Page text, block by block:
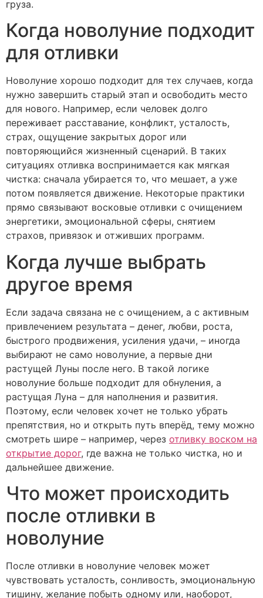
груза.
Когда новолуние подходит
для отливки
Новолуние хорошо подходит для тех случаев, когда
нужно завершить старый этап и освободить место
для нового. Например, если человек долго
переживает расставание, конфликт, усталость,
страх, ощущение закрытых дорог или
повторяющийся жизненный сценарий. В таких
ситуациях отливка воспринимается как мягкая
чистка: сначала убирается то, что мешает, а уже
потом появляется движение. Некоторые практики
прямо связывают восковые отливки с очищением
энергетики, эмоциональной сферы, снятием
страхов, привязок и отживших программ.
Когда лучше выбрать
другое время
Если задача связана не с очищением, а с активным
привлечением результата – денег, любви, роста,
быстрого продвижения, усиления удачи, – иногда
выбирают не само новолуние, а первые дни
растущей Луны после него. В такой логике
новолуние больше подходит для обнуления, а
растущая Луна – для наполнения и развития.
Поэтому, если человек хочет не только убрать
препятствия, но и открыть путь вперёд, тему можно
смотреть шире – например, через отливку воском на
открытие дорог, где важна не только чистка, но и
дальнейшее движение.
Что может происходить
после отливки в
новолуние
После отливки в новолуние человек может
чувствовать усталость, сонливость, эмоциональную
тишину, желание побыть одному или, наоборот,